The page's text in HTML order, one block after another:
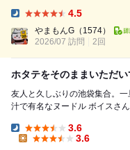
美味しすぎて、短期でリピートです。 今回は別のメニュー
いのと、...
4.5
やまもんG （1574）
2026/07 訪問
2回
ホタテをそのままいただ
友人と久しぶりの池袋集合。
汁で有名なヌードル ボイスさんに訪問。 以下訪問時の
Dinner:
3.6
3.6